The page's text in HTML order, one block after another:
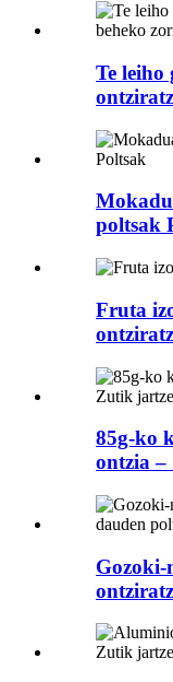
Te leiho
poltsak
Fruta
85g-ko
ontzia